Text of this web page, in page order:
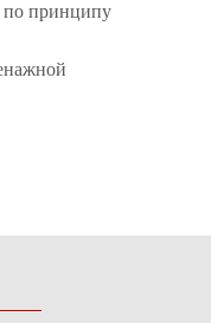
по принципу